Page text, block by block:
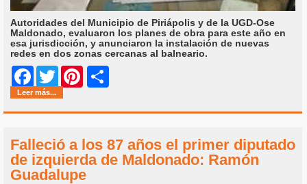
Autoridades del Municipio de Piriápolis y de la UGD-Ose
Maldonado, evaluaron los planes de obra para este año en
esa jurisdicción, y anunciaron la instalación de nuevas
redes en dos zonas cercanas al balneario.
Facebook
Twitter Pinterest
Leer más...
Falleció a los 87 años el primer diputado
de izquierda de Maldonado: Ramón
Guadalupe